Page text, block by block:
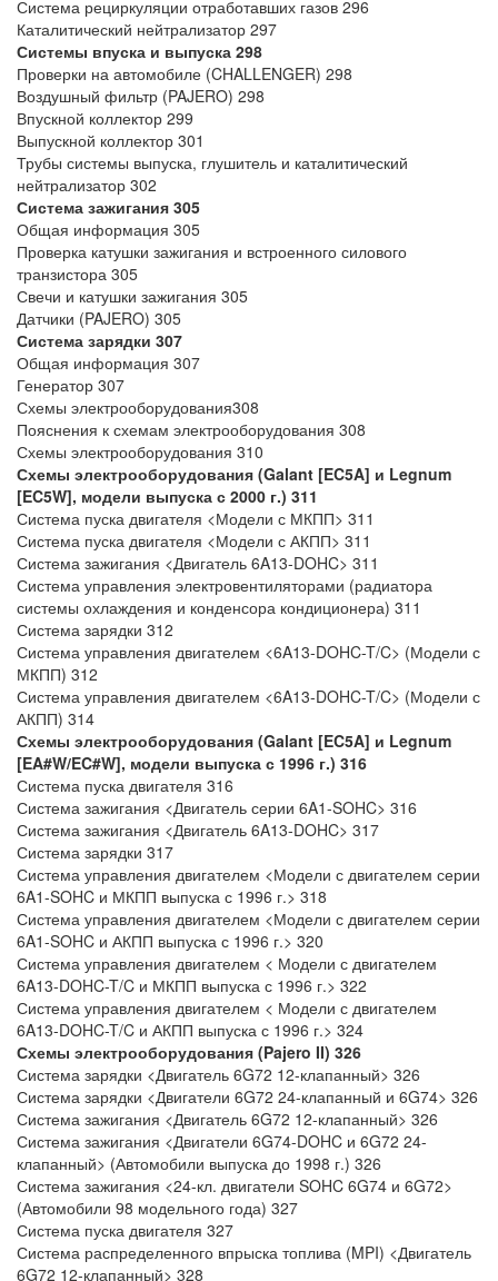
Система рециркуляции отработавших газов 296
Каталитический нейтрализатор 297
Системы впуска и выпуска 298
Проверки на автомобиле (CHALLENGER) 298
Воздушный фильтр (PAJERO) 298
Впускной коллектор 299
Выпускной коллектор 301
Трубы системы выпуска, глушитель и каталитический
нейтрализатор 302
Система зажигания 305
Общая информация 305
Проверка катушки зажигания и встроенного силового
транзистора 305
Свечи и катушки зажигания 305
Датчики (PAJERO) 305
Система зарядки 307
Общая информация 307
Генератор 307
Схемы электрооборудования308
Пояснения к схемам электрооборудования 308
Схемы электрооборудования 310
Схемы электрооборудования (Galant [EC5A] и Legnum
[EC5W], модели выпуска с 2000 г.) 311
Система пуска двигателя <Модели с МКПП> 311
Система пуска двигателя <Модели с АКПП> 311
Система зажигания <Двигатель 6A13-DOHC> 311
Система управления электровентиляторами (радиатора
системы охлаждения и конденсора кондиционера) 311
Система зарядки 312
Система управления двигателем <6A13-DOHC-T/C> (Модели с
МКПП) 312
Система управления двигателем <6A13-DOHC-T/C> (Модели с
АКПП) 314
Схемы электрооборудования (Galant [EC5A] и Legnum
[EA#W/EC#W], модели выпуска с 1996 г.) 316
Система пуска двигателя 316
Система зажигания <Двигатель серии 6A1-SOHC> 316
Система зажигания <Двигатель 6A13-DOHC> 317
Система зарядки 317
Система управления двигателем <Модели с двигателем серии
6A1-SOHC и МКПП выпуска с 1996 г.> 318
Система управления двигателем <Модели с двигателем серии
6A1-SOHC и АКПП выпуска с 1996 г.> 320
Система управления двигателем < Модели с двигателем
6A13-DOHC-T/C и МКПП выпуска с 1996 г.> 322
Система управления двигателем < Модели с двигателем
6A13-DOHC-T/C и АКПП выпуска с 1996 г.> 324
Схемы электрооборудования (Pajero II) 326
Система зарядки <Двигатель 6G72 12-клапанный> 326
Система зарядки <Двигатели 6G72 24-клапанный и 6G74> 326
Система зажигания <Двигатель 6G72 12-клапанный> 326
Система зажигания <Двигатели 6G74-DOHC и 6G72 24-
клапанный> (Автомобили выпуска до 1998 г.) 326
Система зажигания <24-кл. двигатели SOHC 6G74 и 6G72>
(Автомобили 98 модельного года) 327
Система пуска двигателя 327
Система распределенного впрыска топлива (MPI) <Двигатель
6G72 12-клапанный> 328